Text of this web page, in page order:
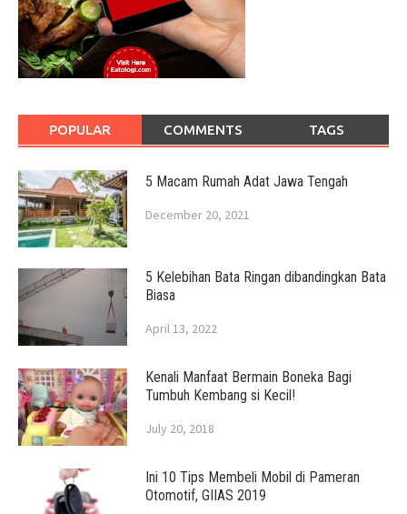
POPULAR COMMENTS TAGS
5 Macam Rumah Adat Jawa Tengah
December 20, 2021
5 Kelebihan Bata Ringan dibandingkan Bata
Biasa
April 13, 2022
Kenali Manfaat Bermain Boneka Bagi
Tumbuh Kembang si Kecil!
July 20, 2018
Ini 10 Tips Membeli Mobil di Pameran
Otomotif, GIIAS 2019